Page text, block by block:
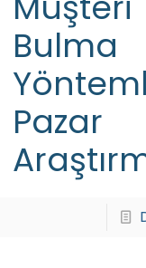
Bulma
Pazar